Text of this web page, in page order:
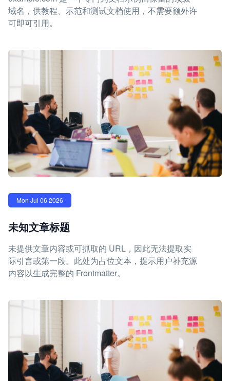
域名，供教程、示范和测试文档使用，不需要额外许
可即可引用。
Mon Jul 06 2026
未知文章标题
未提供文章内容或可抓取的 URL，因此无法提取实
际引言或第一段。此处为占位文本，提示用户补充源
内容以生成完整的 Frontmatter。